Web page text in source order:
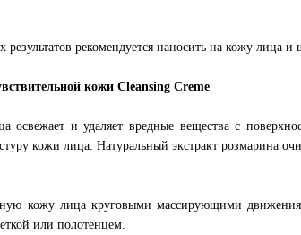
рекомендуется наносить на кожу лица и
кожи Cleansing Creme
и удаляет вредные вещества с
кожи лица. Натуральный экстракт розмарина
кожу лица круговыми массирующими
или полотенцем.